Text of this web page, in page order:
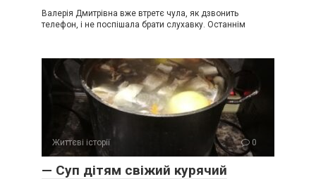
Валерія Дмитрівна вже втретє чула, як дзвонить
телефон, і не поспішала брати слухавку. Останнім
Життєві історії 0
— Суп дітям свіжий курячий